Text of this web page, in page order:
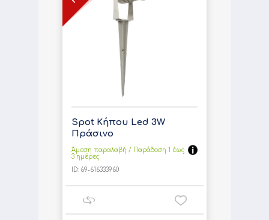
Spot Κήπου Led 3W
Πράσινο
Άμεση παραλαβή / Παράδoση 1 έως
3 ημέρες
ID: 69-616333960